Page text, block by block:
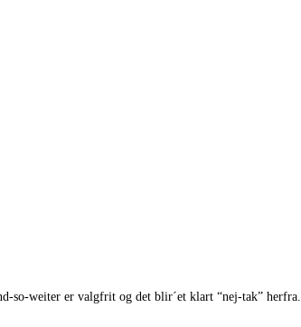
so-weiter er valgfrit og det blir´et klart “nej-tak” herfra.